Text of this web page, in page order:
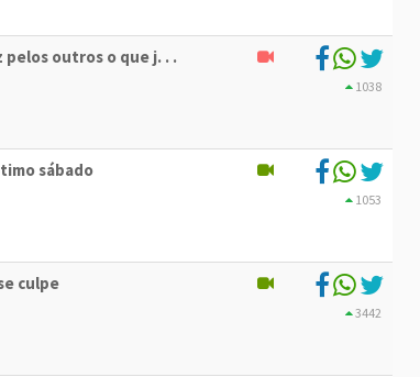
pelos outros o que j. . .
1038
sábado
1053
culpe
3442